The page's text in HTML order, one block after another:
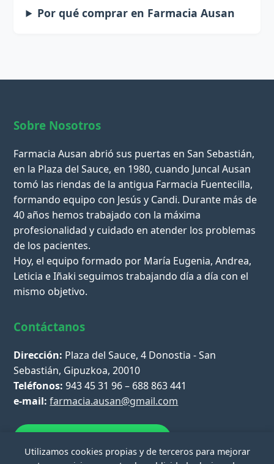
Por qué comprar en Farmacia Ausan
Sobre Nosotros
Farmacia Ausan abrió sus puertas en San Sebastián,
en la Plaza del Sauce, en 1980, cuando Juncal Ausan
tomó las riendas de la antigua Farmacia Fuentecilla,
formando equipo con Jesús y Candi. Durante más de
40 años hemos trabajado con la máxima
profesionalidad y cuidado en atender los problemas
de los pacientes.
Hoy, el equipo formado por María Eugenia, Andrea,
Leticia e Iñaki seguimos trabajando día a día con el
mismo objetivo.
Contáctanos
Dirección: Plaza del Sauce, 4 Donostia - San
Sebastián, Gipuzkoa, 20010
Teléfonos: 943 45 31 96 – 688 863 441
e-mail: farmacia.ausan@gmail.com
Utilizamos cookies propias y de terceros para mejorar